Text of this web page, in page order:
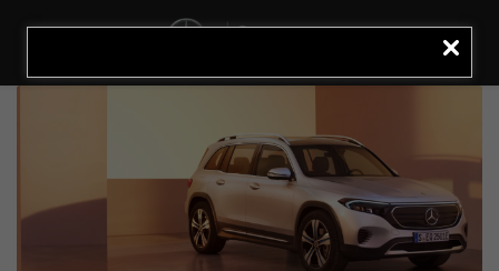
LIGAR